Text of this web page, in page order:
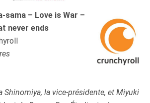
sama – Love is War –
never ends
Shinomiya, la vice-présidente, et Miyuki